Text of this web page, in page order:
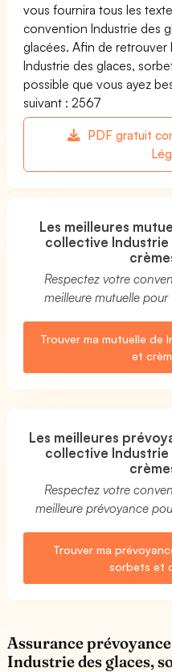
vous fournira tous les
convention Industrie des
glacées. Afin de
Industrie des glaces,
possible que vous ayez
suivant : 2567
PDF gratuit
Les meilleures
collective
Respectez votre
meilleure mutuelle
Trouver ma mutuelle de
et
Les meilleures
collective
Respectez votre
meilleure prévoyance
Trouver ma
sorbets et
Assurance
Industrie des glaces,